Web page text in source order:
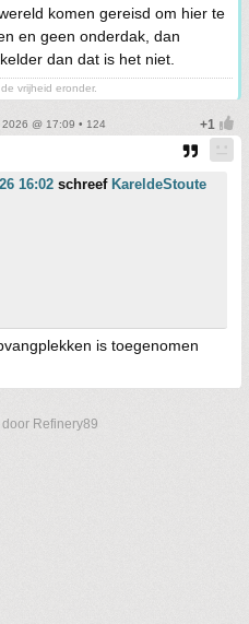
komen gereisd om hier te
en geen onderdak, dan
dan dat is het niet.
vrijheid eronder.
@ 17:09 • 124
16:02 schreef KareldeStoute
is toegenomen
Refinery89